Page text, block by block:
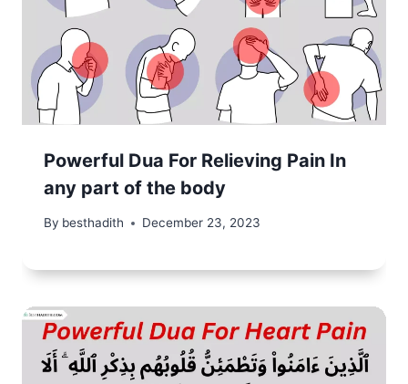
Powerful Dua For Relieving Pain In
any part of the body
By besthadith December 23, 2023